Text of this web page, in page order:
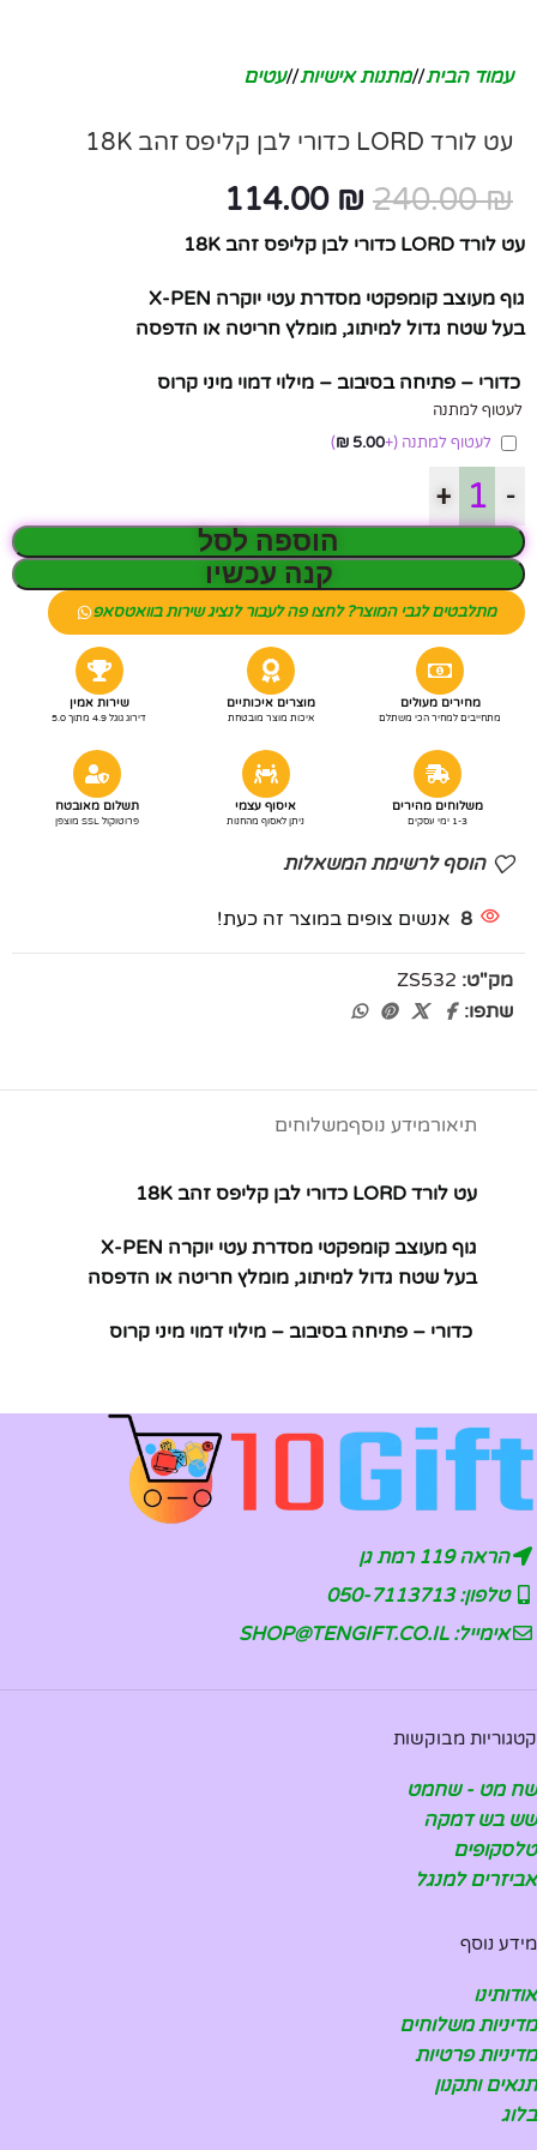
עמוד הבית/ מתנות אישיות/ עטים
עט לורד LORD כדורי לבן קליפס זהב 18K
240.00₪
114.00 ₪
עט לורד LORD כדורי לבן קליפס זהב 18K
גוף מעוצב קומפקטי מסדרת עטי יוקרה X-PEN
בעל שטח גדול למיתוג, מומלץ חריטה או הדפסה
כדורי – פתיחה בסיבוב – מילוי דמוי מיני קרוס
לעטוף למתנה
לעטוף למתנה (+
5.00
₪
)
-
+
הוספה לסל
קנה עכשיו
מתלבטים לגבי המוצר? לחצו פה לעבור לנציג שירות בוואטסאפ
מחירים מעולים
מתחייבים למחיר הכי משתלם
מוצרים איכותיים
איכות מוצר מובטחת
שירות אמין
דירוג גוגל 4.9 מתוך 5.0
משלוחים מהירים
1-3 ימי עסקים
איסוף עצמי
ניתן לאסוף מהחנות
תשלום מאובטח
פרוטוקול SSL מוצפן
הוסף לרשימת המשאלות
8 אנשים צופים במוצר זה כעת!
מק"ט: ZS532
שתפו:
תיאורמידע נוסףמשלוחים
עט לורד LORD כדורי לבן קליפס זהב 18K
גוף מעוצב קומפקטי מסדרת עטי יוקרה X-PEN
בעל שטח גדול למיתוג, מומלץ חריטה או הדפסה
כדורי – פתיחה בסיבוב – מילוי דמוי מיני קרוס
הראה 119 רמת גן
טלפון: 050-7113713
אימייל: SHOP@TENGIFT.CO.IL
קטגוריות מבוקשות
שח מט - שחמט
שש בש דמקה
טלסקופים
אביזרים למנגל
מידע נוסף
אודותינו
מדיניות משלוחים
מדיניות פרטיות
תנאים ותקנון
בלוג